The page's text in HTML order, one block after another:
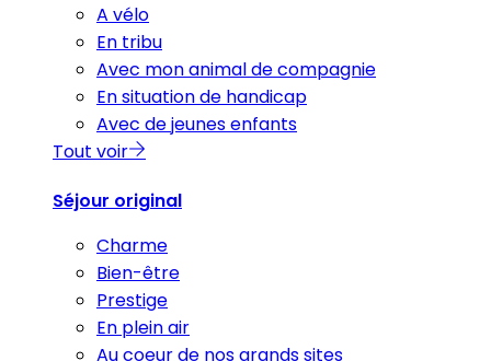
A vélo
En tribu
Avec mon animal de compagnie
En situation de handicap
Avec de jeunes enfants
Tout voir
Séjour original
Charme
Bien-être
Prestige
En plein air
Au coeur de nos grands sites